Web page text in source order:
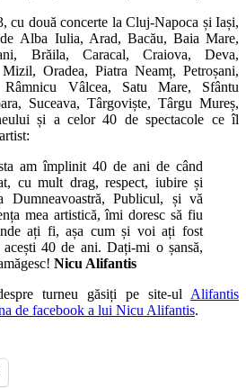
cu două concerte la Cluj-Napoca și Iași,
Alba Iulia, Arad, Bacău, Baia Mare,
Brăila, Caracal, Craiova, Deva,
Oradea, Piatra Neamț, Petroșani,
Vâlcea, Satu Mare, Sfântu
Suceava, Târgoviște, Târgu Mureș,
și a celor 40 de spectacole ce îl
am împlinit 40 de ani de când
cu mult drag, respect, iubire și
Dumneavoastră, Publicul, și vă
mea artistică, îmi doresc să fiu
ați fi, așa cum și voi ați fost
40 de ani. Dați-mi o șansă,
Nicu Alifantis
turneu găsiți pe site-ul Alifantis
de facebook a lui Nicu Alifantis.